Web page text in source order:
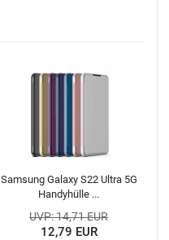
Samsung Galaxy S22 Ultra 5G
Handyhülle ...
UVP: 14,71 EUR
12,79 EUR